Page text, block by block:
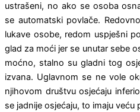
ustrašeni, no ako se osoba
se automatski povlače.
lukave osobe, redom uspješni
glad za moći jer se unutar sebe
moćno, stalno su gladni tog
izvana. Uglavnom se ne vole
njihovom društvu osjećaju
se jadnije osjećaju, to imaju